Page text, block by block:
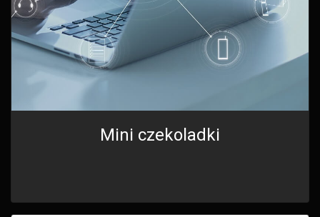
Mini czekoladki